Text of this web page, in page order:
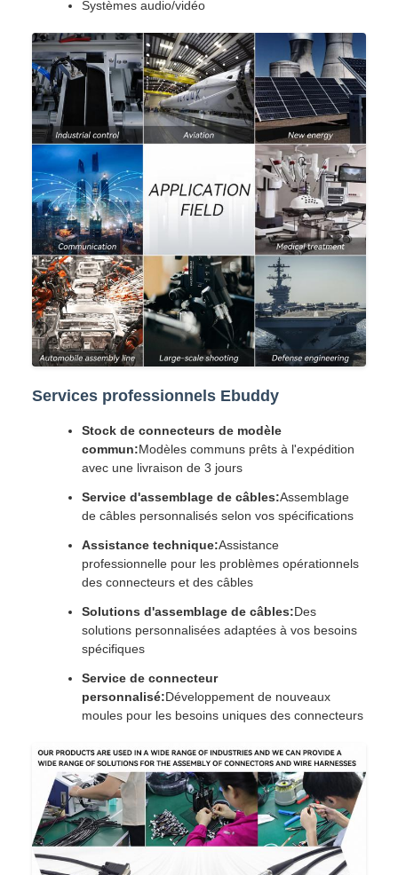
Systèmes audio/vidéo
Services professionnels Ebuddy
Stock de connecteurs de modèle
commun:Modèles communs prêts à l'expédition
avec une livraison de 3 jours
Service d'assemblage de câbles:Assemblage
de câbles personnalisés selon vos spécifications
Assistance technique:Assistance
professionnelle pour les problèmes opérationnels
des connecteurs et des câbles
Solutions d'assemblage de câbles:Des
solutions personnalisées adaptées à vos besoins
spécifiques
Service de connecteur
personnalisé:Développement de nouveaux
moules pour les besoins uniques des connecteurs